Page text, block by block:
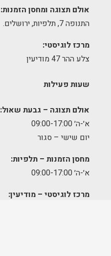
אולם תצוגה ומחסן הזמנות:
התנופה 7, תלפיות, ירושלים.
מרכז לוגיסטי:
צלע ההר 47 מודיעין
שעות פעילות
אולם תצוגה – גבעת שאול:
א׳-ה׳ 09:00-17:00
יום שישי – סגור
מחסן הזמנות – תלפיות:
א׳-ה׳ 09:00-17:00
מרכז לוגיסטי – מודיעין: